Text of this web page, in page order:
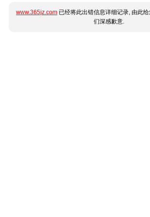
www.365jz.com 已经将此出错信息详细记录, 由此
们深感歉意.